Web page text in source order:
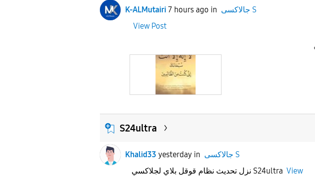
K-ALMutairi 7 hours ago in
جالاكسى S
View Post
S24ultra
Khalid33 yesterday in
جالاكسى S
نزل تحديث نظام قوقل بلاي لجلاكسي S24ultra View